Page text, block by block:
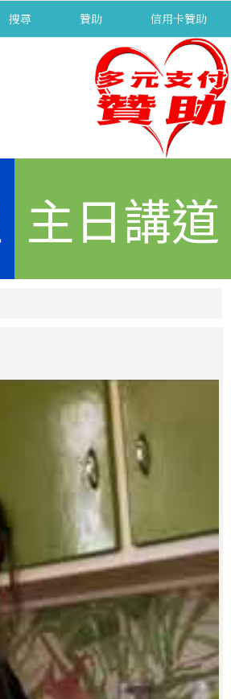
搜尋 贊助 信用卡贊助
主日講道